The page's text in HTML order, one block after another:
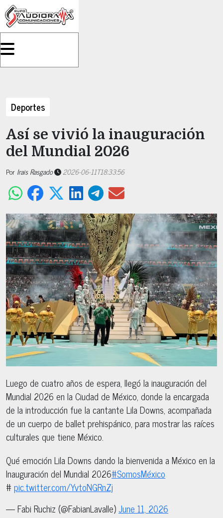
Deportes
Así se vivió la inauguración
del Mundial 2026
Por Irais Rasgado 2026-06-11T18:33:56
Luego de cuatro años de espera, llegó la inauguración del
Mundial 2026 en la Ciudad de México, donde la encargada
de la introducción fue la cantante Lila Downs, acompañada
de un cuerpo de ballet prehispánico, para mostrar las raíces
culturales que tiene México.
Qué emoción Lila Downs dando la bienvenida a México en la
Inauguración del Mundial 2026#SomosMéxico
# pic.twitter.com/YvtoNGRnZj
— Fabi Ruchiz (@FabianLavalle)June 11, 2026